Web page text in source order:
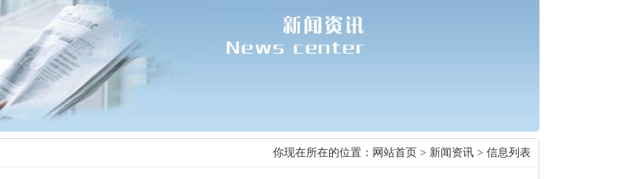
你现在所在的位置： 网站首页 > 新闻资讯 > 信息列表